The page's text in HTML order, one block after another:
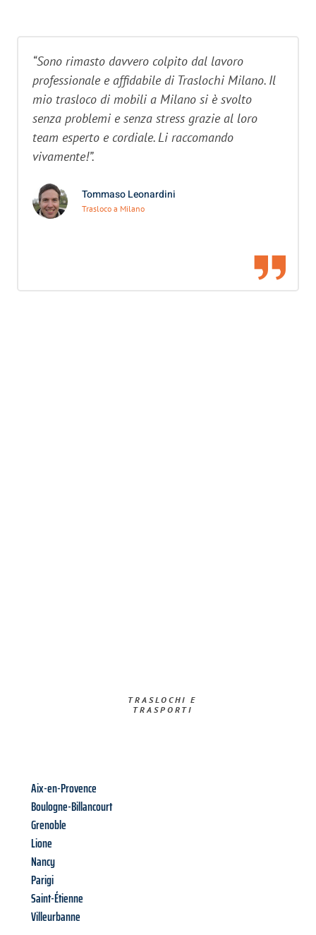
“Sono rimasto davvero colpito dal lavoro
professionale e affidabile di Traslochi Milano. Il
mio trasloco di mobili a Milano si è svolto
senza problemi e senza stress grazie al loro
team esperto e cordiale. Li raccomando
vivamente!”.
Tommaso Leonardini
Trasloco a Milano
TRASLOCHI E
TRASPORTI​
Aix-en-Provence
Boulogne-Billancourt
Grenoble
Lione
Nancy
Parigi
Saint-Étienne
Villeurbanne